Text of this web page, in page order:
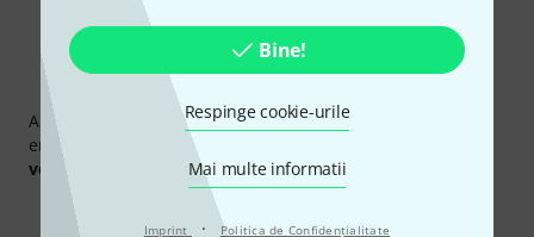
Bine!
Respinge cookie-urile
Mai multe informatii
Imprint · Politica de Confidenţialitate
Newsletter Thomann
Abonați-vă la buletinul informativ Thomann în limba
engleză și, cu puțin noroc, puteți câștiga unul dintre
voucherele
în valoare de50 €fiecare!
Contribuții inspiraționale
Perspectivele Thomann